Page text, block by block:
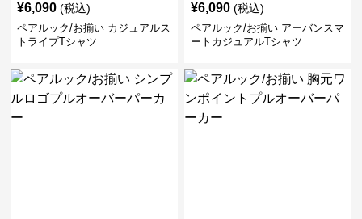
¥6,090 (税込)
ペアルック/お揃い カジュアルス
トライプTシャツ
¥6,090 (税込)
ペアルック/お揃い アーバンスマ
ートカジュアルTシャツ